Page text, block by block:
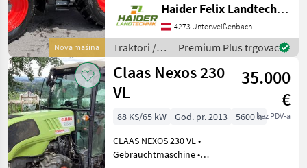
Nova mašina
Klimaautomatik
Komfortsitz, Stoff,
niederfrequenzgefedert,
beheizt CLAAS
Frontkraftheber 2, 8 t inkl.
ext
Haider Felix Landtechnik-Fachbetrieb e.U.
4273 Unterweißenbach
Traktori /
Claas
Premium Plus trgovac
Claas Nexos 230
VL
35.000
€
bez PDV-a
88 KS/65 kW God. pr. 2013
5600 h
CLAAS NEXOS 230 VL •
Gebrauchtmaschine •